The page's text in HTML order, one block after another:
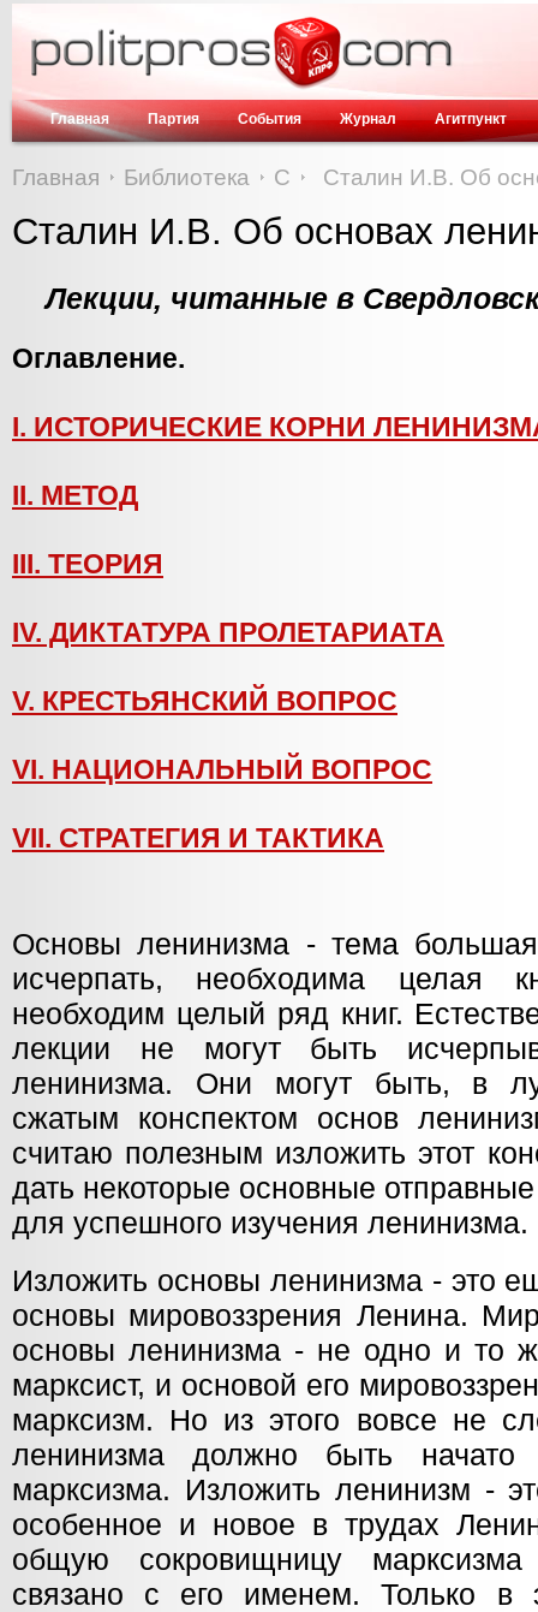
Главная Партия События Журнал Агитпункт
Главная Библиотека С Сталин И.В. Об
Сталин И.В. Об основах
Лекции, читанные в
Оглавление.
I. ИСТОРИЧЕСКИЕ КОРНИ
II. МЕТОД
III. ТЕОРИЯ
IV. ДИКТАТУРА ПРОЛЕТАРИАТА
V. КРЕСТЬЯНСКИЙ ВОПРОС
VI. НАЦИОНАЛЬНЫЙ ВОПРОС
VII. СТРАТЕГИЯ И ТАКТИКА
Основы ленинизма - тема
исчерпать, необходима целая
необходим целый ряд книг.
лекции не могут быть
ленинизма. Они могут быть, в
сжатым конспектом основ
считаю полезным изложить этот
дать некоторые основные
для успешного изучения ленинизма.
Изложить основы ленинизма - это
основы мировоззрения Ленина.
основы ленинизма - не одно и то
марксист, и основой его
марксизм. Но из этого вовсе не
ленинизма должно быть
марксизма. Изложить ленинизм -
особенное и новое в трудах
общую сокровищницу
связано с его именем. Только